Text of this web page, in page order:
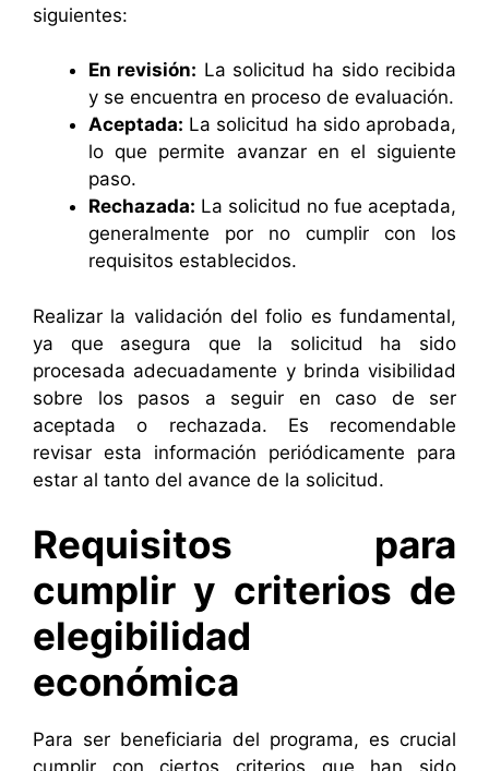
siguientes:
En revisión: La solicitud ha sido recibida
y se encuentra en proceso de evaluación.
Aceptada: La solicitud ha sido aprobada,
lo que permite avanzar en el siguiente
paso.
Rechazada: La solicitud no fue aceptada,
generalmente por no cumplir con los
requisitos establecidos.
Realizar la validación del folio es fundamental,
ya que asegura que la solicitud ha sido
procesada adecuadamente y brinda visibilidad
sobre los pasos a seguir en caso de ser
aceptada o rechazada. Es recomendable
revisar esta información periódicamente para
estar al tanto del avance de la solicitud.
Requisitos para
cumplir y criterios de
elegibilidad
económica
Para ser beneficiaria del programa, es crucial